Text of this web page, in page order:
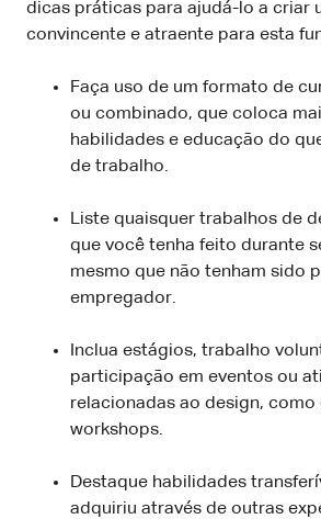
dicas práticas para ajudá-lo a criar
convincente e atraente para esta
Faça uso de um formato de
ou combinado, que coloca
habilidades e educação do
de trabalho.
Liste quaisquer trabalhos de
que você tenha feito durante
mesmo que não tenham sido
empregador.
Inclua estágios, trabalho
participação em eventos ou
relacionadas ao design,
workshops.
Destaque habilidades
adquiriu através de outras